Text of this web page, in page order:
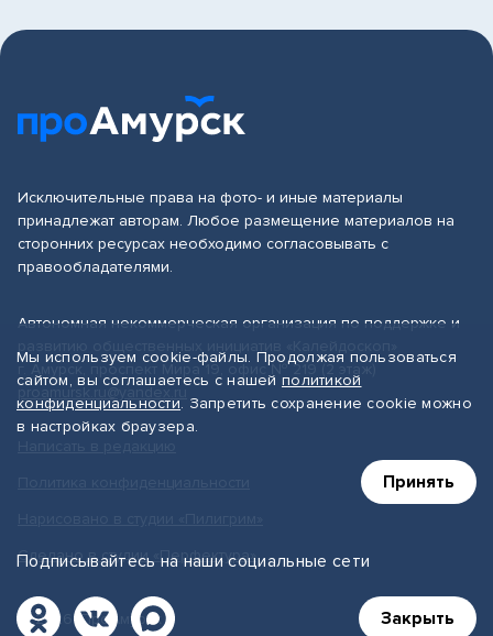
Исключительные права на фото- и иные материалы
принадлежат авторам. Любое размещение материалов на
сторонних ресурсах необходимо согласовывать с
правообладателями.
Автономная некоммерческая организация по поддержке и
г. Амурск, проспект Мира 19, офис № 219 (2 этаж)
proamursk.ru@yandex.ru
Сделано в студии «Перфектура»
© 2026, ПроАмурск
Мы используем cookie-файлы. Продолжая пользоваться
сайтом, вы соглашаетесь с нашей политикой
конфиденциальности. Запретить сохранение cookie можно
в настройках браузера.
Принять
Подписывайтесь на наши социальные сети
Закрыть